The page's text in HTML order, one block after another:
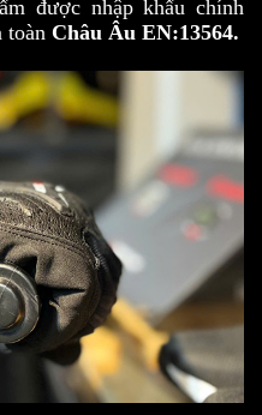
được nhập khẩu chính
toàn Châu Âu EN:13564.